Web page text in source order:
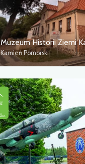
Muzeum Historii Ziemi
Kamień Pomorski